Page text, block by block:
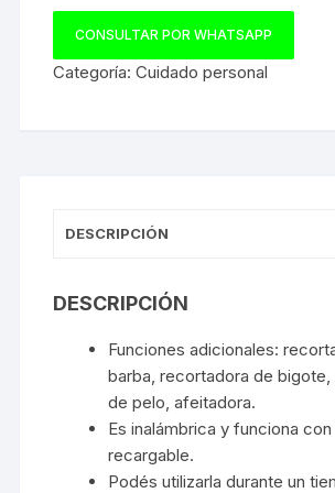
CONSULTAR POR WHATSAPP
Categoría:Cuidado personal
DESCRIPCIÓN
DESCRIPCIÓN
Funciones adicionales:
barba, recortadora de
de pelo, afeitadora.
Es inalámbrica y funciona
recargable.
Podés utilizarla durante un